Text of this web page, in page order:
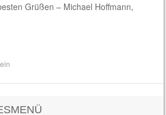
Grüßen – Michael Hoffmann,